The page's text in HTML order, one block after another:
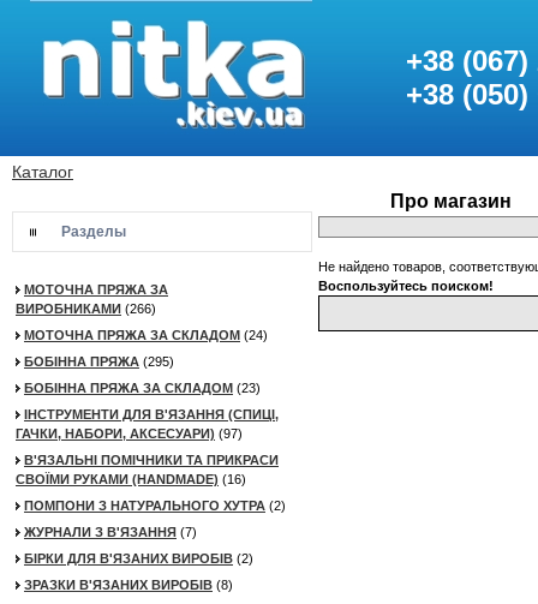
+38 (067)
+38 (050)
Каталог
Разделы
МОТОЧНА ПРЯЖА ЗА
ВИРОБНИКАМИ (266)
МОТОЧНА ПРЯЖА ЗА СКЛАДОМ (24)
БОБІННА ПРЯЖА (295)
БОБІННА ПРЯЖА ЗА СКЛАДОМ (23)
ІНСТРУМЕНТИ ДЛЯ В'ЯЗАННЯ (СПИЦІ,
ГАЧКИ, НАБОРИ, АКСЕСУАРИ) (97)
В'ЯЗАЛЬНІ ПОМІЧНИКИ ТА ПРИКРАСИ
СВОЇМИ РУКАМИ (HANDMADE) (16)
ПОМПОНИ З НАТУРАЛЬНОГО ХУТРА (2)
ЖУРНАЛИ З В'ЯЗАННЯ (7)
БІРКИ ДЛЯ В'ЯЗАНИХ ВИРОБІВ (2)
ЗРАЗКИ В'ЯЗАНИХ ВИРОБІВ (8)
Про магазин
Не найдено товаров,
Воспользуйтесь поиском!